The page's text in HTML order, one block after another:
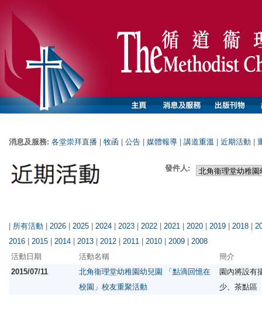
消息及服務: 各堂崇拜直播 牧函 公告 媒體報導 講道重溫 近期活動
發件人:
| 所有活動 | 2026 | 2025 | 2024 | 2023 | 2022 | 2021 | 2020 | 2019 | 2018 |
2016 | 2015 | 2014 | 2013 | 2012 | 2011 | 2010 | 2009 | 2008
活動日期
活動名稱
簡介
2015/07/11
北角衞理堂幼稚園幼兒園 「點滴回憶在
校園」校友重聚活動
園內將設有
少、茶點區